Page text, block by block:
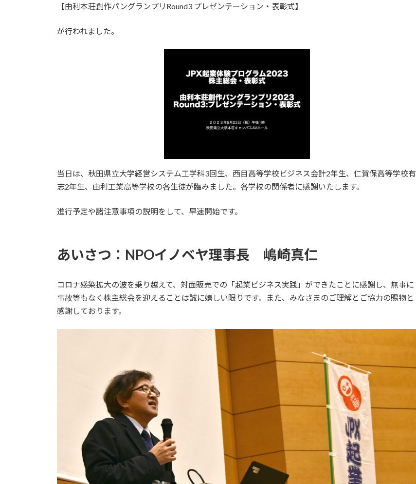
【由利本荘創作パングランプリRound3 プレゼンテーション・表彰式】
が行われました。
当日は、秋田県立大学経営システム工学科3回生、西目高等学校ビジネス会計2年生、仁賀保高等学校有
志2年生、由利工業高等学校の各生徒が臨みました。各学校の関係者に感謝いたします。
進行予定や諸注意事項の説明をして、早速開始です。
あいさつ：NPOイノベヤ理事長 嶋崎真仁
コロナ感染拡大の波を乗り越えて、対面販売での「起業ビジネス実践」ができたことに感謝し、無事に
事故等もなく株主総会を迎えることは誠に嬉しい限りです。また、みなさまのご理解とご協力の賜物と
感謝しております。